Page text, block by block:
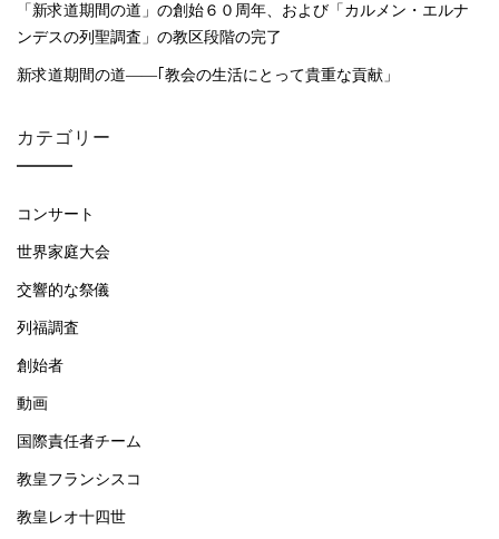
「新求道期間の道」の創始６０周年、および「カルメン・エルナ
ンデスの列聖調査」の教区段階の完了
新求道期間の道――｢教会の生活にとって貴重な貢献」
カテゴリー
コンサート
世界家庭大会
交響的な祭儀
列福調査
創始者
動画
国際責任者チーム
教皇フランシスコ
教皇レオ十四世